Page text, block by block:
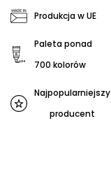
Produkcja w UE
Paleta ponad
700 kolorów
Najpopularniejszy
producent